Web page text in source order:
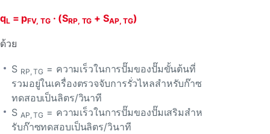
qL = pFV, TG· (SRP, TG + SAP, TG)
ด้วย
S RP, TG = ความเร็วในการปั๊มของปั๊มขั้นต้นที่
รวมอยู่ในเครื่องตรวจจับการรั่วไหลสําหรับก๊าซ
ทดสอบเป็นลิตร/วินาที
S AP, TG = ความเร็วในการปั๊มของปั๊มเสริมสําห
รับก๊าซทดสอบเป็นลิตร/วินาที